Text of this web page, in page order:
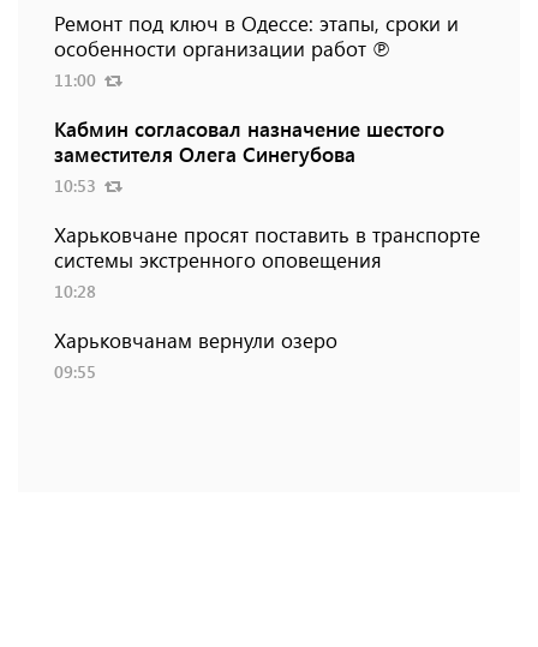
Ремонт под ключ в Одессе: этапы, сроки и
особенности организации работ ℗
11:00
Кабмин согласовал назначение шестого
заместителя Олега Синегубова
10:53
Харьковчане просят поставить в транспорте
системы экстренного оповещения
10:28
Харьковчанам вернули озеро
09:55